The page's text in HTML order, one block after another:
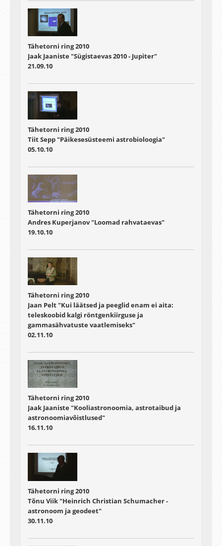
Tähetorni ring 2010
Jaak Jaaniste "Sügistaevas 2010 - Jupiter"
21.09.10
Tähetorni ring 2010
Tiit Sepp "Päikesesüsteemi astrobioloogia"
05.10.10
Tähetorni ring 2010
Andres Kuperjanov "Loomad rahvataevas"
19.10.10
Tähetorni ring 2010
Jaan Pelt "Kui läätsed ja peeglid enam ei aita:
teleskoobid kalgi röntgenkiirguse ja
gammasähvatuste vaatlemiseks"
02.11.10
Tähetorni ring 2010
Jaak Jaaniste "Kooliastronoomia, astrotaibud ja
astronoomiavõistlused"
16.11.10
Tähetorni ring 2010
Tõnu Viik "Heinrich Christian Schumacher -
astronoom ja geodeet"
30.11.10